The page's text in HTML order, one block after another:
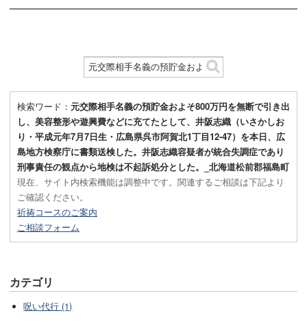
検索ワード： 元交際相手名義の預貯金およそ800万円を無断で引き出
し、美容整形や遊興費などに充てたとして、井阪志織（いさかしお
り・平成元年7月7日生・広島県呉市阿賀北1丁目12-47）を本日、広
島地方検察庁に書類送検した。井阪志織容疑者が統合失調症であり
刑事責任の観点から地検は不起訴処分とした。_北海道松前郡福島町
現在、サイト内検索機能は調整中です。関連するご相談は下記より
ご確認ください。
祈祷コースのご案内
ご相談フォーム
カテゴリ
呪い代行 (1)